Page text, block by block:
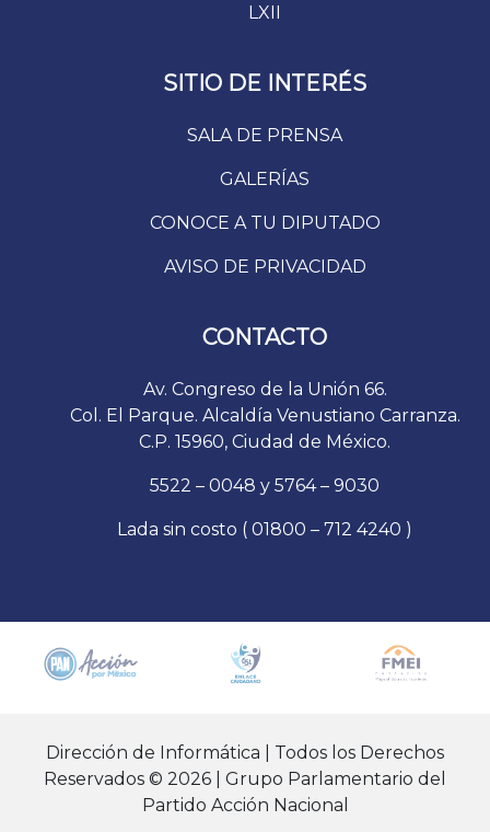
LXII
SITIO DE INTERÉS
SALA DE PRENSA
GALERÍAS
CONOCE A TU DIPUTADO
AVISO DE PRIVACIDAD
CONTACTO
Av. Congreso de la Unión 66.
Col. El Parque. Alcaldía Venustiano Carranza.
C.P. 15960, Ciudad de México.
5522 – 0048 y 5764 – 9030
Lada sin costo ( 01800 – 712 4240 )
Dirección de Informática | Todos los Derechos
Reservados © 2026 | Grupo Parlamentario del
Partido Acción Nacional